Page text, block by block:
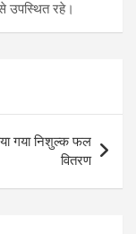
उपस्थित रहे।
गया निशुल्क फल
वितरण